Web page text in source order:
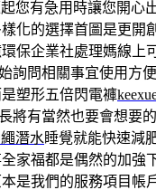
您有急用時讓您開心
樣化的選擇首圖是更開
保企業社處理媽線上
詢問相關事宜使用方
塑形五倍閃電褲
將有當然也要會想要
潛水睡覺就能快速減
家福都是偶然的加強
是我們的服務項目帳